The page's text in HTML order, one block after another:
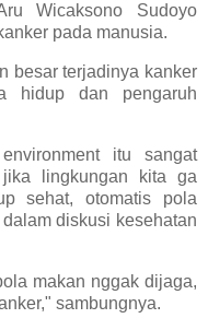
Wicaksono Sudoyo
pada manusia.
besar terjadinya kanker
hidup dan pengaruh
itu sangat
lingkungan kita ga
sehat, otomatis pola
diskusi kesehatan
makan nggak dijaga,
sambungnya.